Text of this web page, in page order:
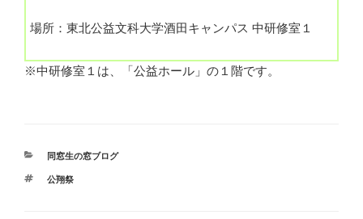
場所：東北公益文科大学酒田キャンパス 中研修室１
※中研修室１は、「公益ホール」の１階です。
カ
ゴ
同窓生の窓ブログ
タ
公翔祭